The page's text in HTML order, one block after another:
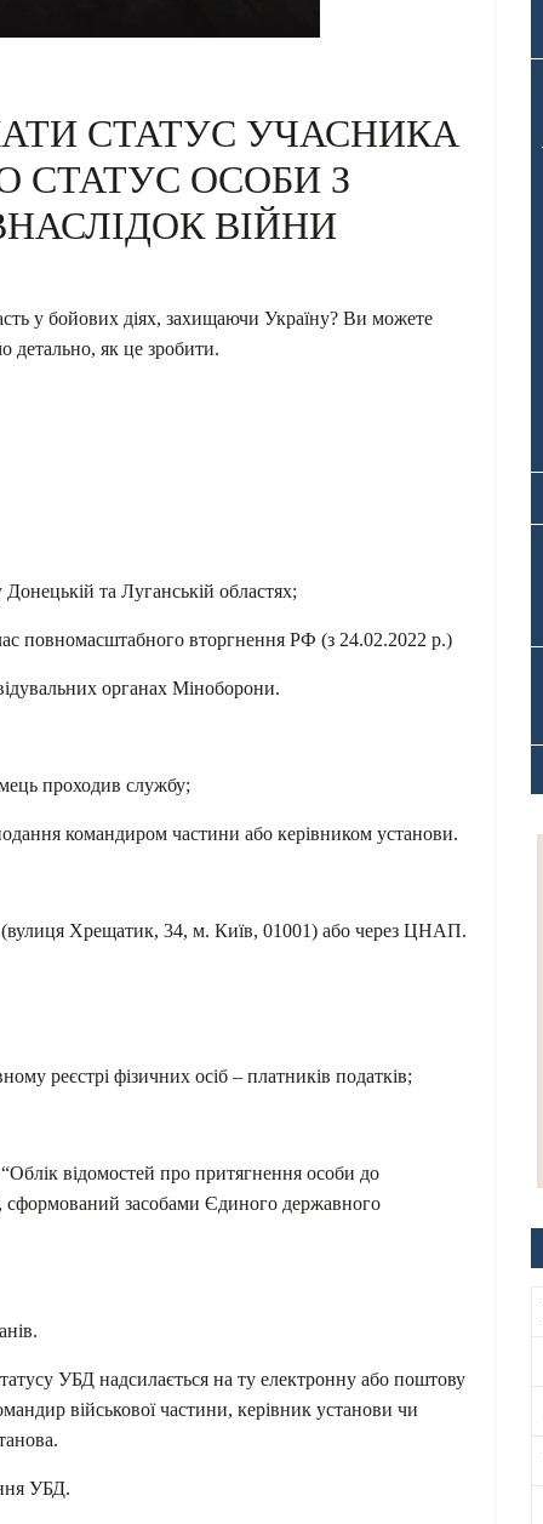
СТАТУС УЧАСНИКА
СТАТУС ОСОБИ З
ВІЙНИ
у бойових діях, захищаючи Україну? Ви можете
детально, як це зробити.
Донецькій та Луганській областях;
повномасштабного вторгнення РФ (з 24.02.2022 р.)
органах Міноборони.
проходив службу;
командиром частини або керівником установи.
(вулиця Хрещатик, 34, м. Київ, 01001) або через ЦНАП.
реєстрі фізичних осіб – платників податків;
відомостей про притягнення особи до
сформований засобами Єдиного державного
УБД надсилається на ту електронну або поштову
військової частини, керівник установи чи
УБД.